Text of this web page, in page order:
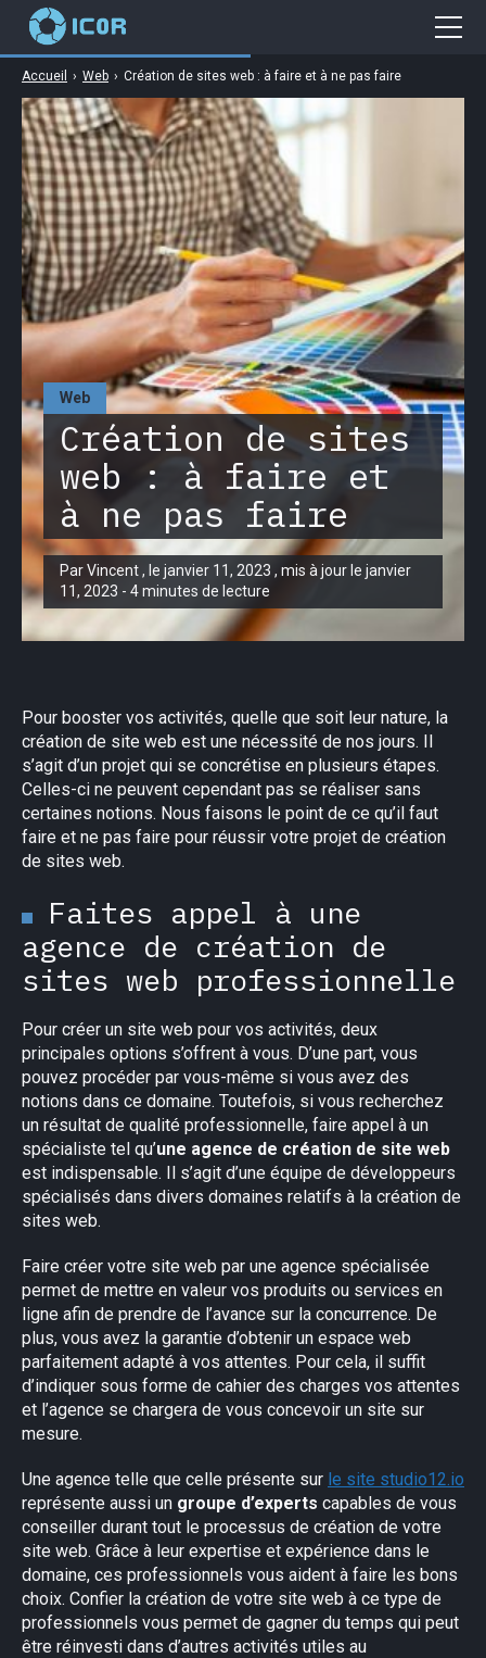
Web
Création de sites
web : à faire et
à ne pas faire
Par Vincent , le janvier 11, 2023 , mis à jour le janvier
11, 2023 - 4 minutes de lecture
Accueil › Web › Création de sites web : à faire et à ne pas faire
Pour booster vos activités, quelle que soit leur nature, la
création de site web est une nécessité de nos jours. Il
s’agit d’un projet qui se concrétise en plusieurs étapes.
Celles-ci ne peuvent cependant pas se réaliser sans
certaines notions. Nous faisons le point de ce qu’il faut
faire et ne pas faire pour réussir votre projet de création
de sites web.
Faites appel à une
agence de création de
sites web professionnelle
Pour créer un site web pour vos activités, deux
principales options s’offrent à vous. D’une part, vous
pouvez procéder par vous-même si vous avez des
notions dans ce domaine. Toutefois, si vous recherchez
un résultat de qualité professionnelle, faire appel à un
spécialiste tel qu’une agence de création de site web
est indispensable. Il s’agit d’une équipe de développeurs
spécialisés dans divers domaines relatifs à la création de
sites web.
Faire créer votre site web par une agence spécialisée
permet de mettre en valeur vos produits ou services en
ligne afin de prendre de l’avance sur la concurrence. De
plus, vous avez la garantie d’obtenir un espace web
parfaitement adapté à vos attentes. Pour cela, il suffit
d’indiquer sous forme de cahier des charges vos attentes
et l’agence se chargera de vous concevoir un site sur
mesure.
Une agence telle que celle présente sur le site studio12.io
représente aussi un groupe d’experts capables de vous
conseiller durant tout le processus de création de votre
site web. Grâce à leur expertise et expérience dans le
domaine, ces professionnels vous aident à faire les bons
choix. Confier la création de votre site web à ce type de
professionnels vous permet de gagner du temps qui peut
être réinvesti dans d’autres activités utiles au
Cybersécurité
Gaming
Web
Business
High Tech